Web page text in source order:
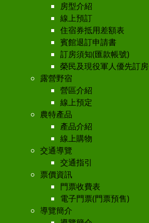
房型介紹
線上預訂
住宿券抵用差額表
賓館退訂申請書
訂房須知(匯款帳號)
榮民及現役軍人優先訂房
露營野宿
營區介紹
線上預定
農特產品
產品介紹
線上購物
交通導覽
交通指引
票價資訊
門票收費表
電子門票(門票預售)
導覽簡介